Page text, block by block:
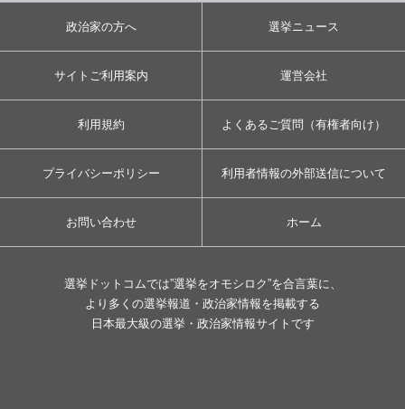
政治家の方へ 選挙ニュース
サイトご利用案内 運営会社
利用規約 よくあるご質問（有権者向け）
プライバシーポリシー 利用者情報の外部送信について
お問い合わせ ホーム
選挙ドットコムでは”選挙をオモシロク”を合言葉に、
より多くの選挙報道・政治家情報を掲載する
日本最大級の選挙・政治家情報サイトです